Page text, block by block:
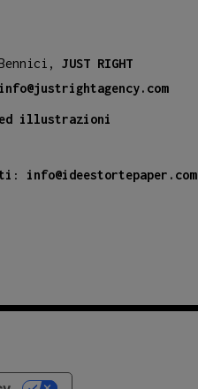
JUST RIGHT
illustrazioni
: info@ideestortepaper.com